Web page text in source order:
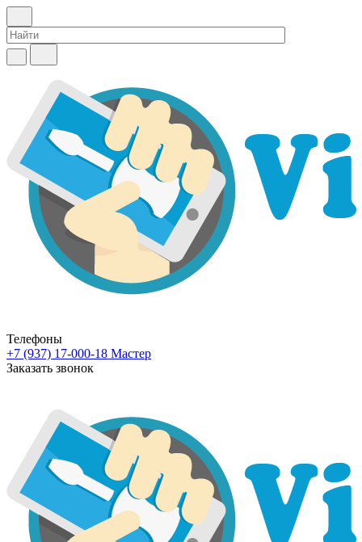
Телефоны
+7 (937) 17-000-18 Мастер
Заказать звонок